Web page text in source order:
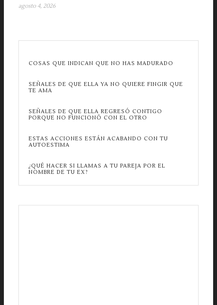
agosto 4, 2026
COSAS QUE INDICAN QUE NO HAS MADURADO
SEÑALES DE QUE ELLA YA NO QUIERE FINGIR QUE
TE AMA
SEÑALES DE QUE ELLA REGRESÓ CONTIGO
PORQUE NO FUNCIONÓ CON EL OTRO
ESTAS ACCIONES ESTÁN ACABANDO CON TU
AUTOESTIMA
¿QUÉ HACER SI LLAMAS A TU PAREJA POR EL
NOMBRE DE TU EX?